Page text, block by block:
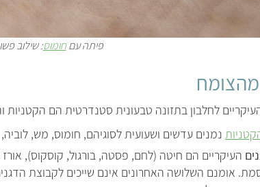
פיתה עםחומוס: שילוב
מהצומח
לחלבון בתזונה טבעונית סטנדרטית הם הקטניות
נמנים עדשים ושעועית לסוגיהם, חומוס, מש, לוביה,
העיקריים הם חיטה (לחם, פסטה, בורגול, קוסקוס),
אומנם השלושה האחרונים אינם שייכים לקבוצת